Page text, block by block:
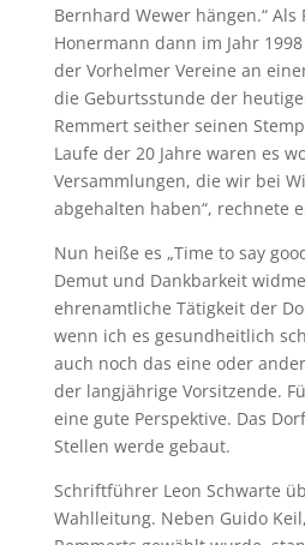
Bernhard Wewer hängen.“ Als
Honermann dann im Jahr
der Vorhelmer Vereine an
die Geburtsstunde der
Remmert seither seinen
Laufe der 20 Jahre waren es
Versammlungen, die wir bei
abgehalten haben“, rechnete
Nun heiße es „Time to say
Demut und Dankbarkeit
ehrenamtliche Tätigkeit der
wenn ich es gesundheitlich
auch noch das eine oder
der langjährige Vorsitzende.
eine gute Perspektive. Das
Stellen werde gebaut.
Schriftführer Leon Schwarte
Wahlleitung. Neben Guido